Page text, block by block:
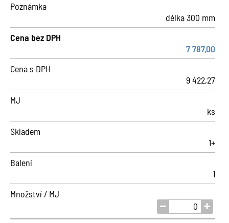
Poznámka
délka 300 mm
Cena bez DPH
7 787,00
Cena s DPH
9 422,27
MJ
ks
Skladem
1+
Balení
1
Množství / MJ